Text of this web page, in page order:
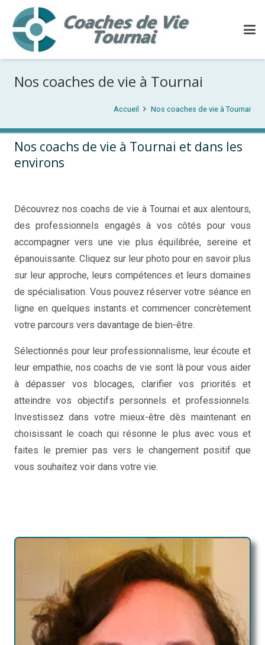
Nos coaches de vie à Tournai
Accueil Nos coaches de vie à Tournai
Nos coachs de vie à Tournai et dans les
environs
Découvrez nos coachs de vie à Tournai et aux alentours,
des professionnels engagés à vos côtés pour vous
accompagner vers une vie plus équilibrée, sereine et
épanouissante. Cliquez sur leur photo pour en savoir plus
sur leur approche, leurs compétences et leurs domaines
de spécialisation. Vous pouvez réserver votre séance en
ligne en quelques instants et commencer concrètement
votre parcours vers davantage de bien-être.
Sélectionnés pour leur professionnalisme, leur écoute et
leur empathie, nos coachs de vie sont là pour vous aider
à dépasser vos blocages, clarifier vos priorités et
atteindre vos objectifs personnels et professionnels.
Investissez dans votre mieux-être dès maintenant en
choisissant le coach qui résonne le plus avec vous et
faites le premier pas vers le changement positif que
vous souhaitez voir dans votre vie.